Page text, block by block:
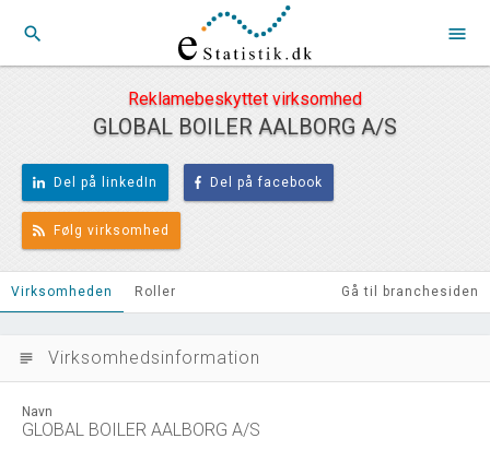
search menu
Reklamebeskyttet virksomhed
GLOBAL BOILER AALBORG A/S
Del på linkedIn Del på facebook
Følg virksomhed
Virksomheden Roller Gå til branchesiden
subject Virksomhedsinformation
Navn
GLOBAL BOILER AALBORG A/S